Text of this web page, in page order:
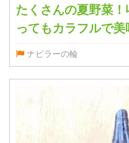
たくさんの夏野菜
ってもカラフルで
ナビラーの輪